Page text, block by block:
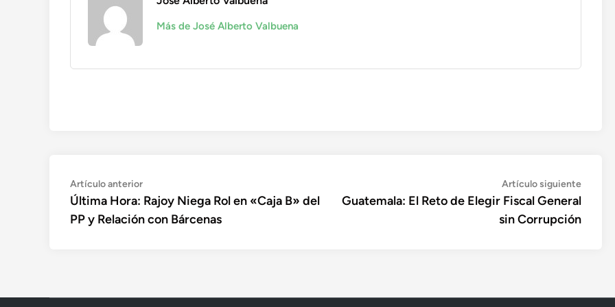
Más de José Alberto Valbuena
Navegación
de
entradas
Artículo anteriorArtículo
anterior:
Última Hora: Rajoy Niega Rol en «Caja B» del
PP y Relación con Bárcenas
Artículo siguienteArtículo
Guatemala: El Reto de Elegir Fiscal General
sin Corrupción